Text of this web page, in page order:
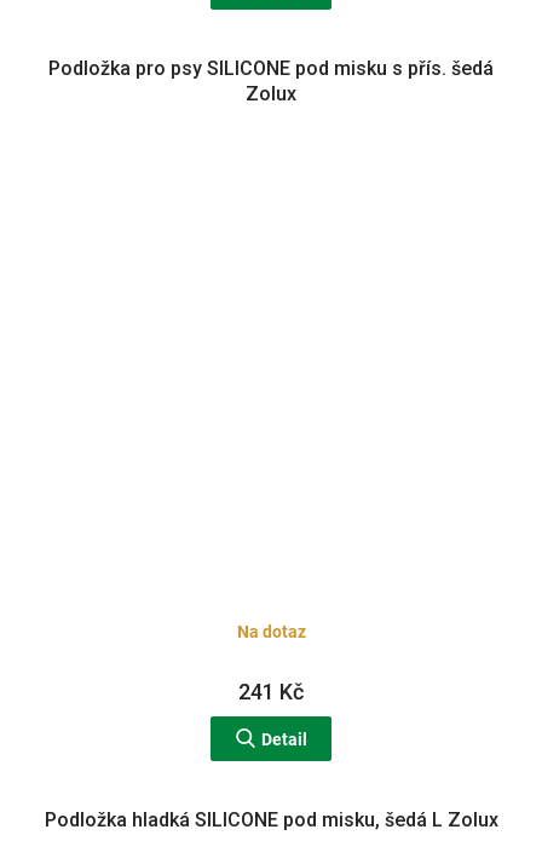
Podložka pro psy SILICONE pod misku s přís. šedá
Zolux
Na dotaz
241 Kč
Detail
Podložka hladká SILICONE pod misku, šedá L Zolux